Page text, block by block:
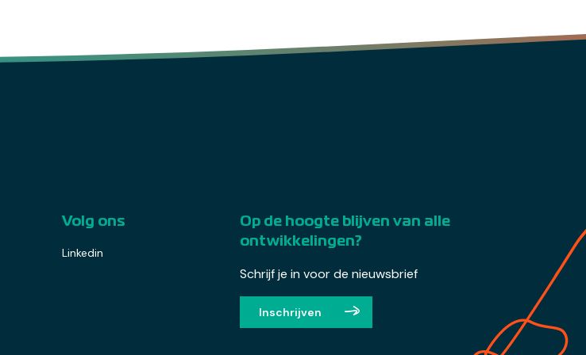
Volg ons
Linkedin
Op de hoogte blijven van alle
ontwikkelingen?
Schrijf je in voor de nieuwsbrief
Inschrijven